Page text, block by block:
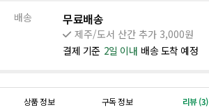
배송 무료배송
제주/도서 산간 추가 3,000원
결제 기준 2일 이내 배송 도착 예정
상품 정보 구독 정보 리뷰 (3)